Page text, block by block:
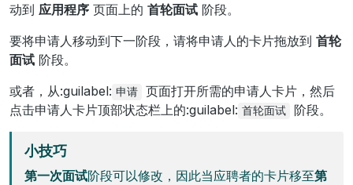
动到 应用程序 页面上的 首轮面试 阶段。
要将申请人移动到下一阶段，请将申请人的卡片拖放到 首轮
面试 阶段。
或者，从:guilabel: 申请
页面打开所需的申请人卡片，然后
点击申请人卡片顶部状态栏上的:guilabel: 首轮面试 阶段。
小技巧
第一次面试阶段可以修改，因此当应聘者的卡片移至第